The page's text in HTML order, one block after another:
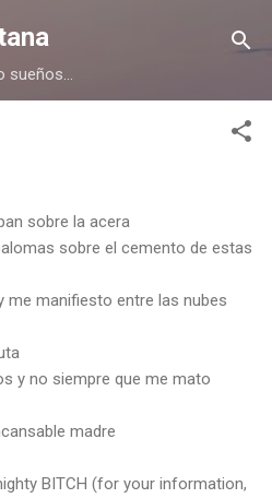
main content
sueños...
sobre la acera
sobre el cemento de estas
me manifiesto entre las nubes
y no siempre que me mato
madre
BITCH (for your information,